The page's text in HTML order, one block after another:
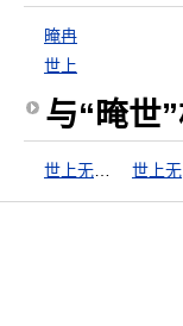
晻冉
世上
与“晻世